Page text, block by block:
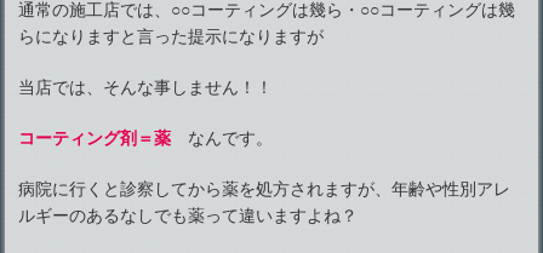
通常の施工店では、○○コーティングは幾ら・○○コーティングは幾
らになりますと言った提示になりますが
当店では、そんな事しません！！
コーティング剤＝薬なんです。
病院に行くと診察してから薬を処方されますが、年齢や性別アレ
ルギーのあるなしでも薬って違いますよね？